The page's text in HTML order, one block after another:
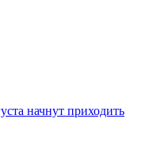
начнут приходить